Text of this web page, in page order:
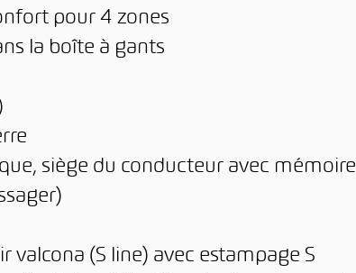
pour 4 zones
la boîte à gants
siège du conducteur avec mémoire
valcona (S line) avec estampage S